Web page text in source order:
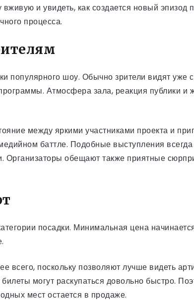
и увидеть, как создается новый
процесса.
популярного шоу. Обычно зрители видят
Атмосфера зала, реакция публики
между яркими участниками проекта и
баттле. Подобные выступления
обещают также приятные
посадки. Минимальная цена
поскольку позволяют лучше видеть
могут раскупаться довольно быстро.
мест остается в продаже.